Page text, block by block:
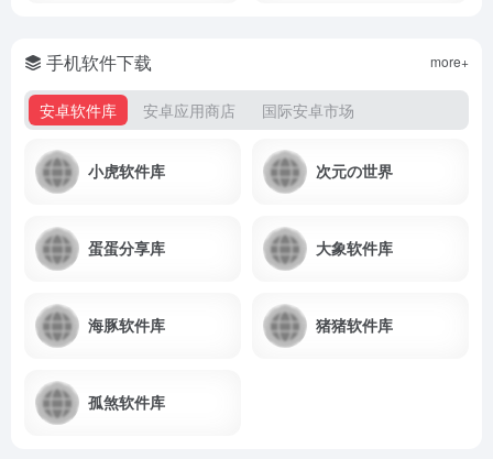
手机软件下载
安卓软件库 安卓应用商店 国际安卓市场
more+
小虎软件库 次元の世界
蛋蛋分享库 大象软件库
海豚软件库 猪猪软件库
孤煞软件库